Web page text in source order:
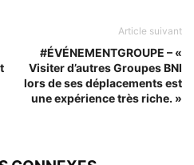
Article suivant
#ÉVÉNEMENTGROUPE – «
Visiter d’autres Groupes BNI
lors de ses déplacements est
une expérience très riche. »